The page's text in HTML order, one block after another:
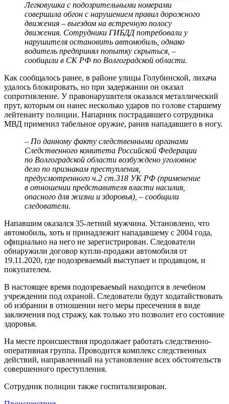
Легковушка с подозрительными номерами
совершила обгон с нарушением правил дорожного
движения – выездом на встречную полосу
движения. Сотрудники ГИБДД потребовали у
нарушителя остановить автомобиль, однако
водитель предпринял попытку скрыться, –
сообщили в СК РФ по Волгоградской области.
Как сообщалось ранее, в районе улицы Голубинской, лихача
удалось блокировать, но при задержании он оказал
сопротивление. У правонарушителя оказался металлический
прут, которым он нанес несколько ударов по голове старшему
лейтенанту полиции. Напарник пострадавшего сотрудника
МВД применил табельное оружие, ранив нападавшего в ногу.
– По данному факту следственными органами
Следственного комитета Российской Федерации
по Волгоградской области возбуждено уголовное
дело по признакам преступления,
предусмотренного ч.2 ст.318 УК РФ (применение
в отношении представителя власти насилия,
опасного для жизни и здоровья), – сообщили
следователи.
Напавшим оказался 35-летний мужчина. Установлено, что
автомобиль, хоть и принадлежит нападавшему с 2004 года,
официально на него не зарегистрирован. Следователи
обнаружили договор купли-продажи автомобиля от
19.11.2020, где подозреваемый выступает и продавцом, и
покупателем.
В настоящее время подозреваемый находится в лечебном
учреждении под охраной. Следователи будут ходатайствовать
об избрании в отношении него меры пресечения в виде
заключения под стражу, как только это позволит его состояние
здоровья.
На месте происшествия продолжает работать следственно-
оперативная группа. Проводится комплекс следственных
действий, направленный на установление всех обстоятельств
совершенного преступления.
Сотрудник полиции также госпитализирован.